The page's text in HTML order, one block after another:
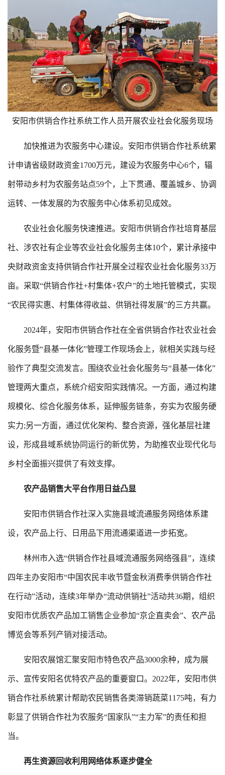
安阳市供销合作社系统工作人员开展农业社会化服务现场
加快推进为农服务中心建设。安阳市供销合作社系统累
计申请省级财政资金1700万元，建设为农服务中心6个，辐
射带动乡村为农服务站点59个，上下贯通、覆盖城乡、协调
运转、一体发展的为农服务中心体系初见成效。
农业社会化服务快速推进。安阳市供销合作社培育基层
社、涉农社有企业等农业社会化服务主体10个，累计承接中
央财政资金支持供销合作社开展全过程农业社会化服务33万
亩。采取“供销合作社+村集体+农户”的土地托管模式，实现
“农民得实惠、村集体得收益、供销社得发展”的三方共赢。
2024年，安阳市供销合作社在全省供销合作社农业社会
化服务暨“县基一体化”管理工作现场会上，就相关实践与经
验作了典型交流发言。围绕农业社会化服务与“县基一体化”
管理两大重点，系统介绍安阳实践情况。一方面，通过构建
规模化、综合化服务体系，延伸服务链条，夯实为农服务硬
实力;另一方面，通过优化架构、整合资源，强化基层社建
设，形成县域系统协同运行的新优势，为助推农业现代化与
乡村全面振兴提供了有效支撑。
农产品销售大平台作用日益凸显
安阳市供销合作社深入实施县域流通服务网络体系建
设，农产品上行、日用品下用流通渠道进一步拓宽。
林州市入选“供销合作社县域流通服务网络强县”，连续
四年主办安阳市“中国农民丰收节暨金秋消费季供销合作社
在行动”活动，连续3年举办“流动供销社”活动共36期，组织
安阳市优质农产品加工销售企业参加“京企直卖会”、农产品
博览会等系列产销对接活动。
安阳农展馆汇聚安阳市特色农产品3000余种，成为展
示、宣传安阳名优特农产品的重要窗口。2022年，安阳市供
销合作社系统累计帮助农民销售各类滞销蔬菜1175吨，有力
彰显了供销合作社为农服务“国家队”“主力军”的责任和担
当。
再生资源回收利用网络体系逐步健全